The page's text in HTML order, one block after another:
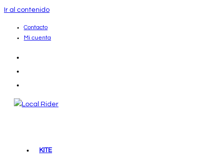
Ir al contenido
Contacto
Mi cuenta
KITE